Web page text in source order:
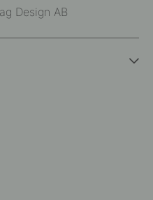
Design AB